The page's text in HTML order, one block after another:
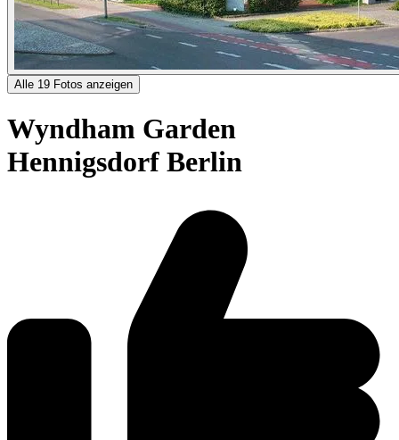
Alle 19 Fotos anzeigen
Wyndham Garden
Hennigsdorf Berlin